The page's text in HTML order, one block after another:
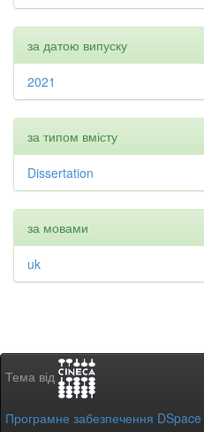
за датою випуску
2021
за типом вмісту
Dissertation
за мовами
uk
Тема від
Програмне забезпечення DSpace